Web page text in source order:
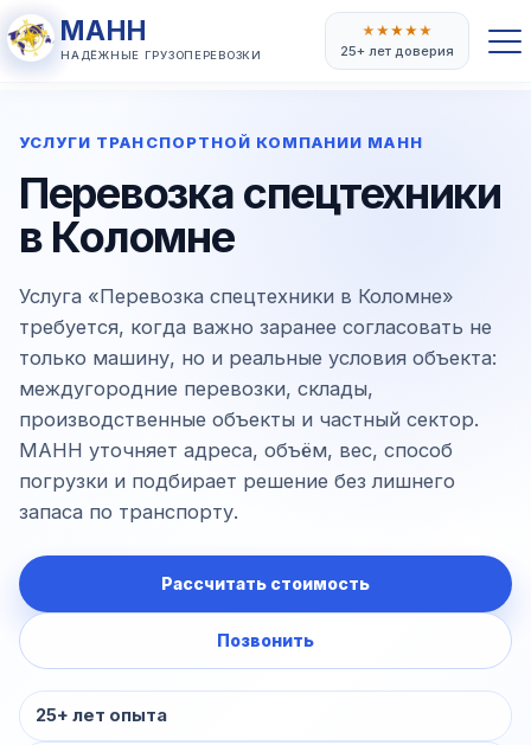
МАНН
НАДЁЖНЫЕ ГРУЗОПЕРЕВОЗКИ
★★★★★
25+ лет доверия
УСЛУГИ ТРАНСПОРТНОЙ КОМПАНИИ МАНН
Перевозка спецтехники
в Коломне
Услуга «Перевозка спецтехники в Коломне»
требуется, когда важно заранее согласовать не
только машину, но и реальные условия объекта:
междугородние перевозки, склады,
производственные объекты и частный сектор.
МАНН уточняет адреса, объём, вес, способ
погрузки и подбирает решение без лишнего
запаса по транспорту.
Рассчитать стоимость
Позвонить
25+ лет опыта